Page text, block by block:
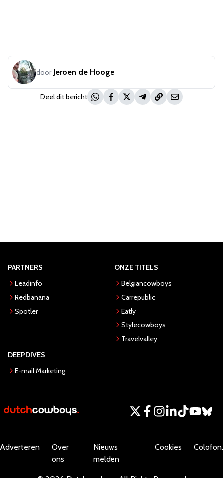
door Jeroen de Hooge
Deel dit bericht
PARTNERS
Leadinfo
Redbanana
Spotler
ONZE TITELS
Belgiancowboys
Carrepublic
Eatly
Stylecowboys
Travelvalley
DEEPDIVES
E-mail Marketing
Adverteren
Over
ons
Nieuws
melden
Cookies Colofon.